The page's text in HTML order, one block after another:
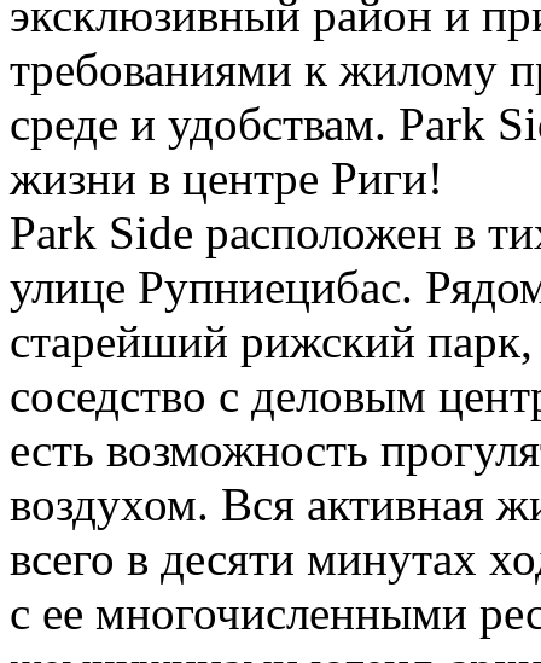
эксклюзивный район и
требованиями к жилому
среде и удобствам. Park
жизни в центре Риги!
Park Side расположен в
улице Рупниецибас.
старейший рижский
соседство с деловым
есть возможность
воздухом. Вся активная
всего в десяти минутах
с ее многочисленными